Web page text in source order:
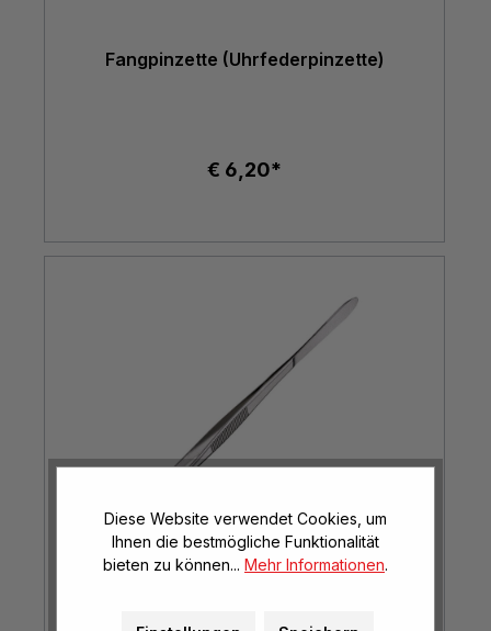
Fangpinzette (Uhrfederpinzette)
€ 6,20*
Diese Website verwendet Cookies, um
Ihnen die bestmögliche Funktionalität
bieten zu können... Mehr Informationen.